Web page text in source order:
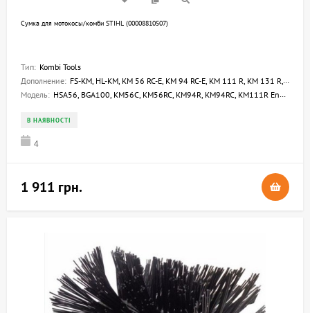
Сумка для мотокосы/комби STIHL (00008810507)
Тип: Kombi Tools
Дополнение: FS-KM, HL-KM, KM 56 RC-E, KM 94 RC-E, KM 111 R, KM 131 R, HSA 56, HSA 66, HSA 86, HLA 56, BGA 86, BGA 100, BGA 200
Модель: HSA56, BGA100, KM56C, KM56RC, KM94R, KM94RC, KM111R Engines, KM131, KM131R, FS-KM, HL-KM 0 deg, HL-KM 30 deg, HL-KM 0-90 deg, HL-KM 0-135 deg, HL-KM 0-145, BGA200
В НАЯВНОСТІ
4
1 911 грн.